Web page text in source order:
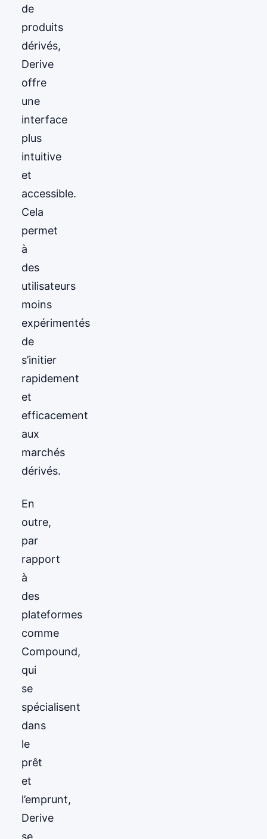
de
produits
dérivés,
Derive
offre
une
interface
plus
intuitive
et
accessible.
Cela
permet
à
des
utilisateurs
moins
expérimentés
de
s’initier
rapidement
et
efficacement
aux
marchés
dérivés.
En
outre,
par
rapport
à
des
plateformes
comme
Compound,
qui
se
spécialisent
dans
le
prêt
et
l’emprunt,
Derive
se